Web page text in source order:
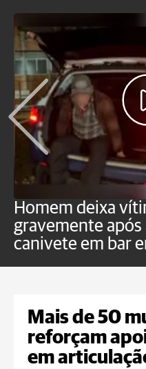
Homem deixa
gravemente
canivete em bar
Mais de 50
reforçam
em